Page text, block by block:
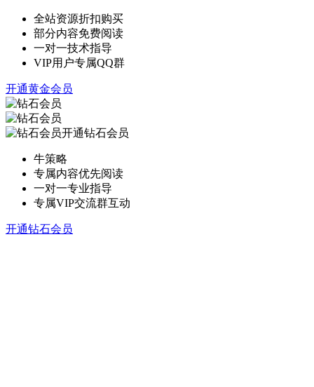
全站资源折扣购买
部分内容免费阅读
一对一技术指导
VIP用户专属QQ群
开通黄金会员
开通钻石会员
牛策略
专属内容优先阅读
一对一专业指导
专属VIP交流群互动
开通钻石会员